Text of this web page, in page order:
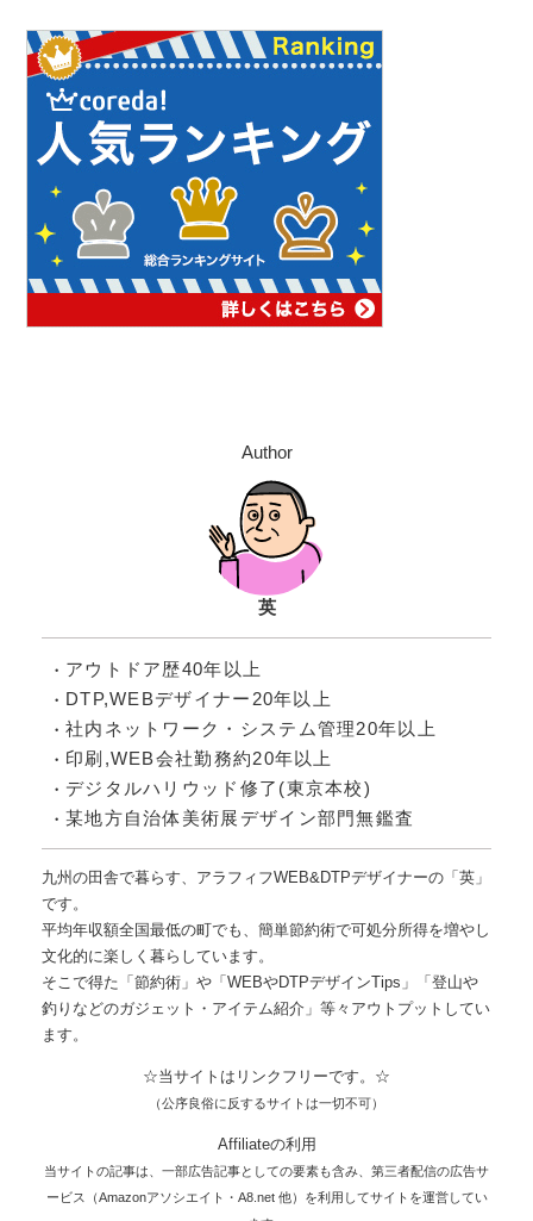
Author
英
アウトドア歴40年以上
DTP,WEBデザイナー20年以上
社内ネットワーク・システム管理20年以上
印刷,WEB会社勤務約20年以上
デジタルハリウッド修了(東京本校)
某地方自治体美術展デザイン部門無鑑査
九州の田舎で暮らす、アラフィフWEB&DTPデザイナーの「英」
です。
平均年収額全国最低の町でも、簡単節約術で可処分所得を増やし
文化的に楽しく暮らしています。
そこで得た「節約術」や「WEBやDTPデザインTips」「登山や
釣りなどのガジェット・アイテム紹介」等々アウトプットしてい
ます。
☆当サイトはリンクフリーです。☆
（公序良俗に反するサイトは一切不可）
Affiliateの利用
当サイトの記事は、一部広告記事としての要素も含み、第三者配信の広告サ
ービス（Amazonアソシエイト・A8.net 他）を利用してサイトを運営してい